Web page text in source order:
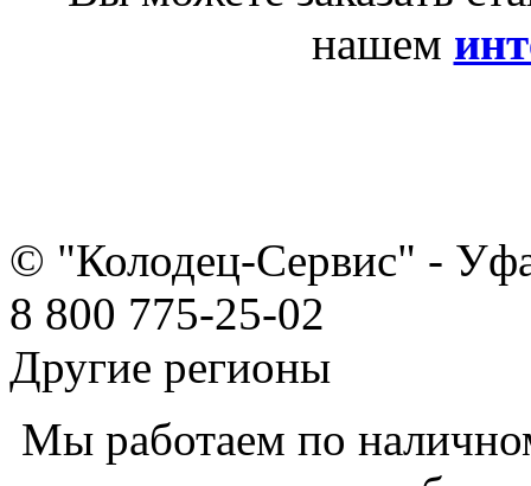
нашем
© "Колодец-Сервис" -
8 800 775-25-02
Другие регионы
Мы работаем по